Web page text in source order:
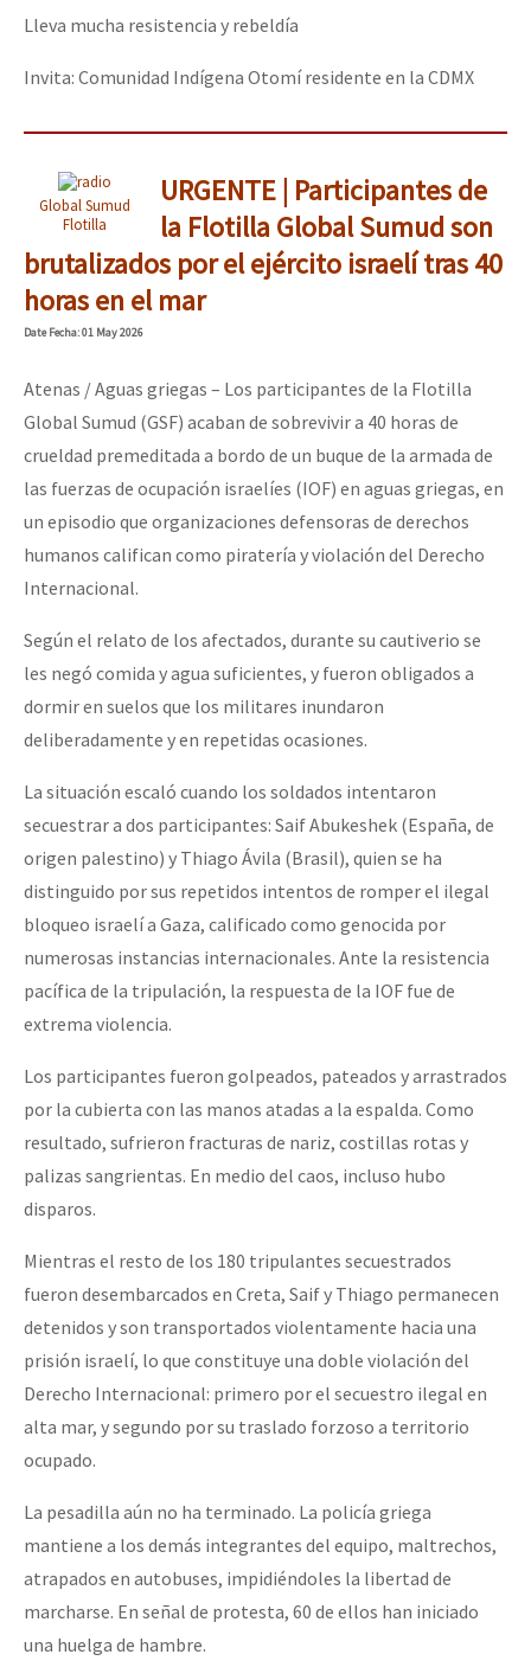
Lleva mucha resistencia y rebeldía
Invita: Comunidad Indígena Otomí residente en la CDMX
Global Sumud
Flotilla
URGENTE | Participantes de
la Flotilla Global Sumud son
brutalizados por el ejército israelí tras 40
horas en el mar
DateFecha: 01 May 2026
Atenas / Aguas griegas – Los participantes de la Flotilla
Global Sumud (GSF) acaban de sobrevivir a 40 horas de
crueldad premeditada a bordo de un buque de la armada de
las fuerzas de ocupación israelíes (IOF) en aguas griegas, en
un episodio que organizaciones defensoras de derechos
humanos califican como piratería y violación del Derecho
Internacional.
Según el relato de los afectados, durante su cautiverio se
les negó comida y agua suficientes, y fueron obligados a
dormir en suelos que los militares inundaron
deliberadamente y en repetidas ocasiones.
La situación escaló cuando los soldados intentaron
secuestrar a dos participantes: Saif Abukeshek (España, de
origen palestino) y Thiago Ávila (Brasil), quien se ha
distinguido por sus repetidos intentos de romper el ilegal
bloqueo israelí a Gaza, calificado como genocida por
numerosas instancias internacionales. Ante la resistencia
pacífica de la tripulación, la respuesta de la IOF fue de
extrema violencia.
Los participantes fueron golpeados, pateados y arrastrados
por la cubierta con las manos atadas a la espalda. Como
resultado, sufrieron fracturas de nariz, costillas rotas y
palizas sangrientas. En medio del caos, incluso hubo
disparos.
Mientras el resto de los 180 tripulantes secuestrados
fueron desembarcados en Creta, Saif y Thiago permanecen
detenidos y son transportados violentamente hacia una
prisión israelí, lo que constituye una doble violación del
Derecho Internacional: primero por el secuestro ilegal en
alta mar, y segundo por su traslado forzoso a territorio
ocupado.
La pesadilla aún no ha terminado. La policía griega
mantiene a los demás integrantes del equipo, maltrechos,
atrapados en autobuses, impidiéndoles la libertad de
marcharse. En señal de protesta, 60 de ellos han iniciado
una huelga de hambre.